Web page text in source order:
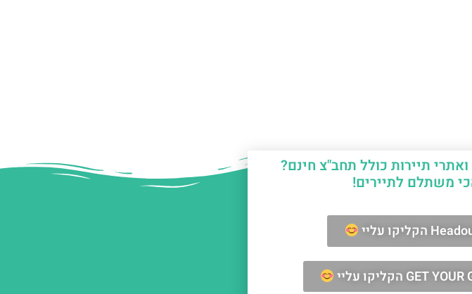
פרסומיים
משתלם לתיירים!